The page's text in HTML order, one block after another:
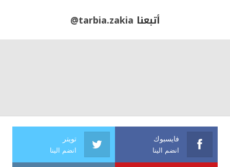
أتبعنا @tarbia.zakia
فايسبوك
انضم الينا
تويتر
انضم الينا